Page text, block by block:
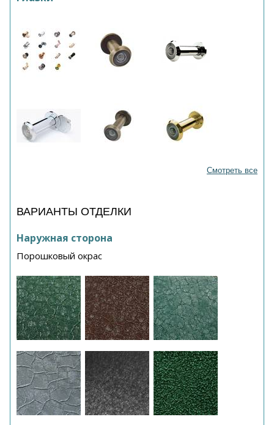
Смотреть все
ВАРИАНТЫ ОТДЕЛКИ
Наружная сторона
Порошковый окрас